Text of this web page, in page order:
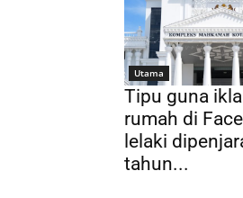
Utama
Tipu guna
rumah di
lelaki
tahun...